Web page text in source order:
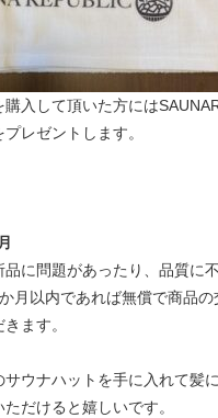
入して頂いた方には
レゼントします。
品に問題があったり、品質に
月以内であれば無償で商品
ます。
ウナハットを手に入れて髪
だけると嬉しいです。